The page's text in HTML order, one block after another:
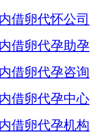
借卵代怀公司
借卵代孕助孕
借卵代孕咨询
借卵代孕中心
借卵代孕机构